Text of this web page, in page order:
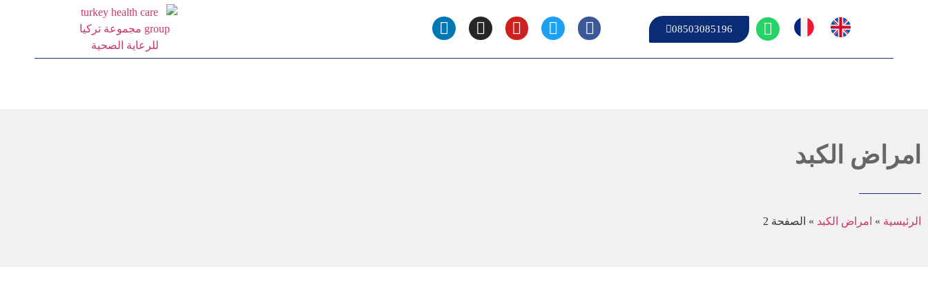
08503085196
امراض الكبد
الرئيسية » امراض الكبد » الصفحة 2